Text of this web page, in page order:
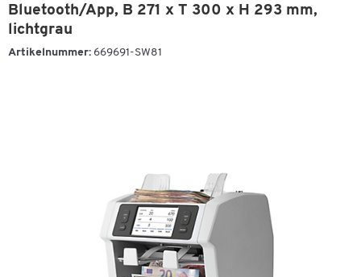
Bluetooth/App, B 271 x T 300 x H 293 mm,
lichtgrau
Artikelnummer: 669691-SW81